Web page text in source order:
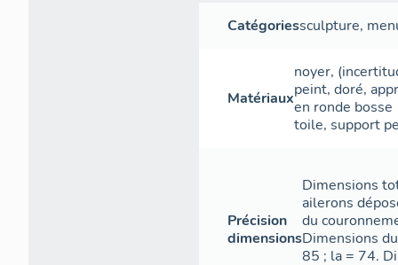
Catégoriessculpture,
Matériaux
noyer,
peint, doré,
en ronde bosse
toile, support
Précision
dimensions
Dimensions
ailerons
du
Dimensions
85 ; la = 74.